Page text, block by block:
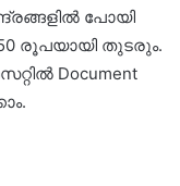
പോയി
രൂപയായി തുടരും.
Document